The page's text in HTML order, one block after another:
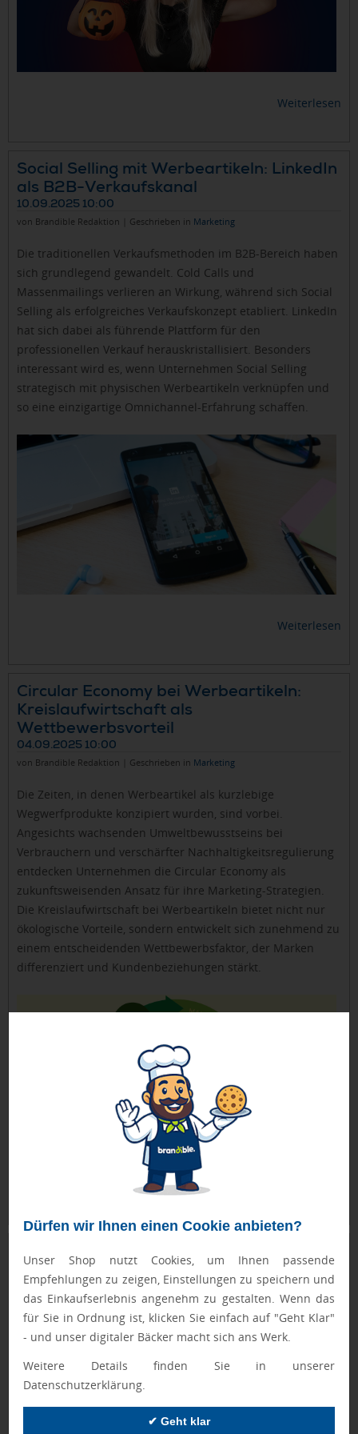
Dürfen wir Ihnen einen Cookie anbieten?
Unser Shop nutzt Cookies, um Ihnen passende
Empfehlungen zu zeigen, Einstellungen zu speichern und
das Einkaufserlebnis angenehm zu gestalten. Wenn das
für Sie in Ordnung ist, klicken Sie einfach auf "Geht Klar"
- und unser digitaler Bäcker macht sich ans Werk.
Weitere Details finden Sie in unserer
Datenschutzerklärung.
✔ Geht klar
Weiterlesen
Social Selling mit Werbeartikeln: LinkedIn
als B2B-Verkaufskanal
10.09.2025 10:00
von Brandible Redaktion | Geschrieben in Marketing
Die traditionellen Verkaufsmethoden im B2B-Bereich haben
sich grundlegend gewandelt. Cold Calls und
Massenmailings verlieren an Wirkung, während sich Social
Selling als erfolgreiches Verkaufskonzept etabliert. LinkedIn
hat sich dabei als führende Plattform für den
professionellen Verkauf herauskristallisiert. Besonders
interessant wird es, wenn Unternehmen Social Selling
strategisch mit physischen Werbeartikeln verknüpfen und
so eine einzigartige Omnichannel-Erfahrung schaffen.
Weiterlesen
Circular Economy bei Werbeartikeln:
Kreislaufwirtschaft als
Wettbewerbsvorteil
04.09.2025 10:00
von Brandible Redaktion | Geschrieben in Marketing
Die Zeiten, in denen Werbeartikel als kurzlebige
Wegwerfprodukte konzipiert wurden, sind vorbei.
Angesichts wachsenden Umweltbewusstseins bei
Verbrauchern und verschärfter Nachhaltigkeitsregulierung
entdecken Unternehmen die Circular Economy als
zukunftsweisenden Ansatz für ihre Marketing-Strategien.
Die Kreislaufwirtschaft bei Werbeartikeln bietet nicht nur
ökologische Vorteile, sondern entwickelt sich zunehmend zu
einem entscheidenden Wettbewerbsfaktor, der Marken
differenziert und Kundenbeziehungen stärkt.
Nurturing-Strategien: Von der ersten
Berührung zum Kaufabschluss
28.08.2025 10:00
von Brandible Redaktion | Geschrieben in Marketing
In der heutigen Marketinglandschaft reicht es nicht aus,
sofortigen Kaufabschluss zu hoffen. Die Customer Journey
ist komplexer geworden, und Verbraucher benötigen